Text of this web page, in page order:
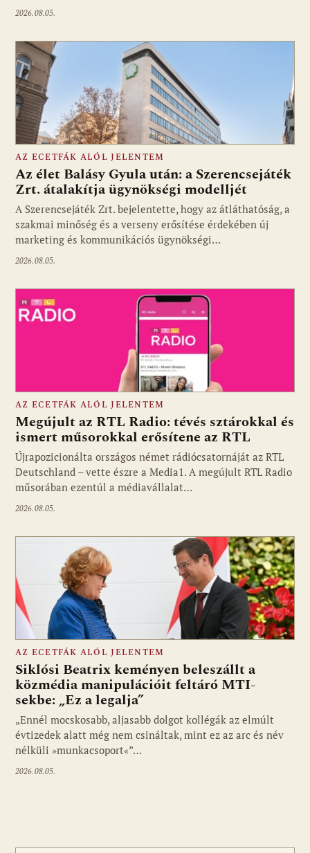
2026.08.05.
Fotó: media1.hu
AZ ECETFÁK ALÓL JELENTEM
Az élet Balásy Gyula után: a Szerencsejáték
Zrt. átalakítja ügynökségi modelljét
A Szerencsejáték Zrt. bejelentette, hogy az átláthatóság, a
szakmai minőség és a verseny erősítése érdekében új
marketing és kommunikációs ügynökségi…
2026.08.05.
Fotó: media1.hu
AZ ECETFÁK ALÓL JELENTEM
Megújult az RTL Radio: tévés sztárokkal és
ismert műsorokkal erősítene az RTL
Újrapozicionálta országos német rádiócsatornáját az RTL
Deutschland – vette észre a Media1. A megújult RTL Radio
műsorában ezentúl a médiavállalat…
2026.08.05.
Fotó: media1.hu
AZ ECETFÁK ALÓL JELENTEM
Siklósi Beatrix keményen beleszállt a
közmédia manipulációit feltáró MTI-
sekbe: „Ez a legalja”
„Ennél mocskosabb, aljasabb dolgot kollégák az elmúlt
évtizedek alatt még nem csináltak, mint ez az arc és név
nélküli »munkacsoport«”…
2026.08.05.